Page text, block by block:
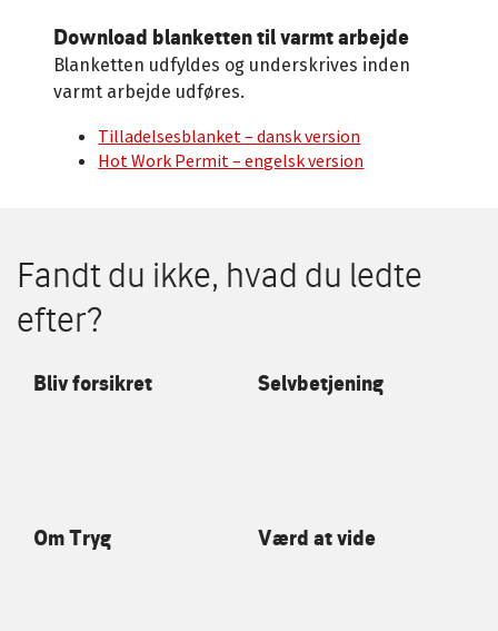
Download blanketten til varmt arbejde
Blanketten udfyldes og underskrives inden
varmt arbejde udføres.
Tilladelsesblanket – dansk version
Hot Work Permit – engelsk version
Fandt du ikke, hvad du ledte
efter?
Bliv forsikret Selvbetjening
Om Tryg Værd at vide